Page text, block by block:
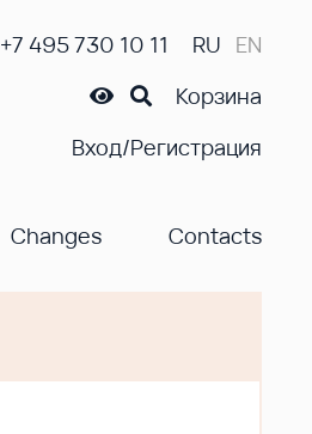
+7 495 730 10 11 RU EN
Корзина
Вход/Регистрация
Changes Contacts